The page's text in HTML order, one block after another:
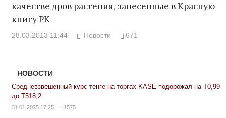
качестве дров растения, занесенные в Красную
книгу РК
28.03.2013 11:44 Новости 671
НОВОСТИ
Средневзвешенный курс тенге на торгах KASE подорожал на Т0,99
до Т518,2
31.01.2025 17:25 1575